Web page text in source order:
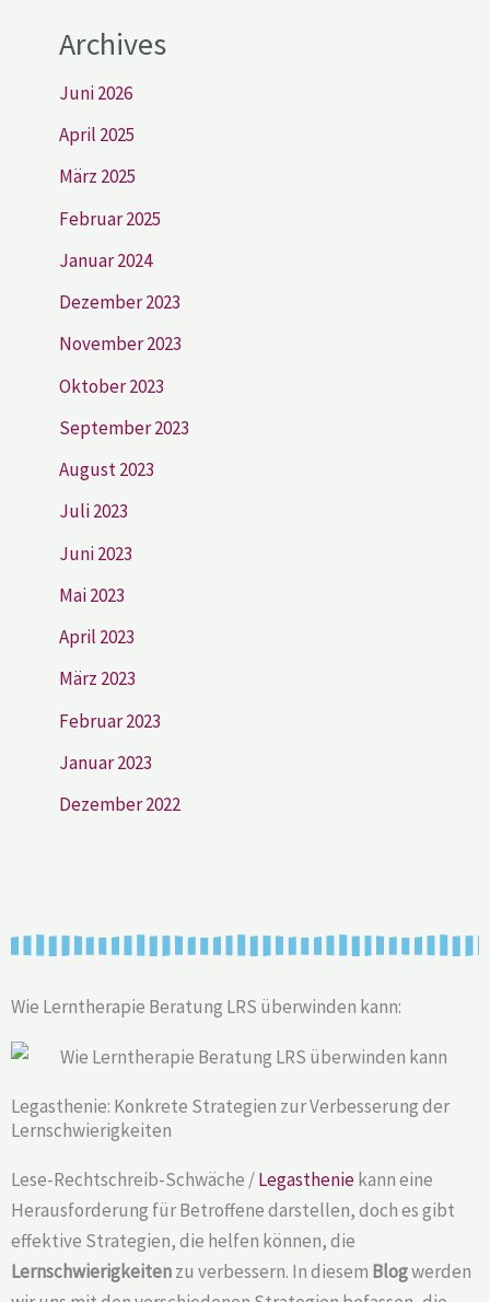
Archives
Juni 2026
April 2025
März 2025
Februar 2025
Januar 2024
Dezember 2023
November 2023
Oktober 2023
September 2023
August 2023
Juli 2023
Juni 2023
Mai 2023
April 2023
März 2023
Februar 2023
Januar 2023
Dezember 2022
Wie Lerntherapie Beratung LRS überwinden kann:
Legasthenie: Konkrete Strategien zur Verbesserung der
Lernschwierigkeiten
Lese-Rechtschreib-Schwäche /Legastheniekann eine
Herausforderung für Betroffene darstellen, doch es gibt
effektive Strategien, die helfen können, die
Lernschwierigkeitenzu verbessern. In diesem Blogwerden